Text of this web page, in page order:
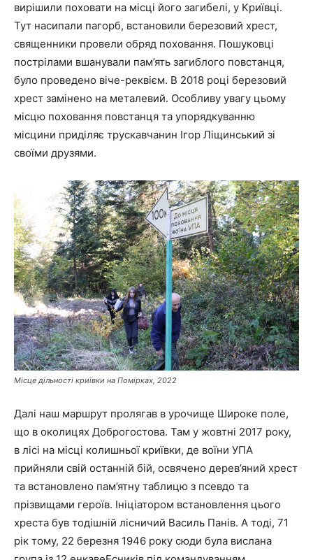
вирішили поховати на місці його загибелі, у Криївці.
Тут насипали пагорб, встановили березовий хрест,
священники провели обряд поховання. Пошуковці
пострілами вшанували пам’ять загиблого повстанця,
було проведено віче-реквієм. В 2018 році березовий
хрест замінено на металевий. Особливу увагу цьому
місцю поховання повстанця та упорядкуванню
місцини приділяє трускавчанин Ігор Ліщинський зі
своїми друзями.
Місце дільності криївки на Помірках, 2022
Далі наш маршрут пролягав в урочище Широке поле,
що в околицях Доброгостова. Там у жовтні 2017 року,
в лісі на місці колишньої криївки, де воїни УПА
прийняли свій останній бій, освячено дерев’яний хрест
та встановлено пам’ятну таблицю з псевдо та
прізвищами героїв. Ініціатором встановлення цього
хреста був тодішній лісничий Василь Панів. А тоді, 71
рік тому, 22 березня 1946 року сюди була вислана